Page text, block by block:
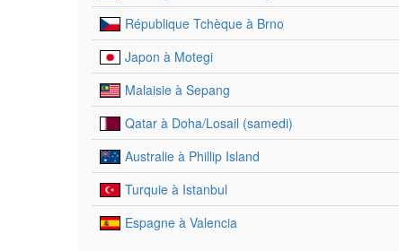
République Tchèque à Brno
Japon à Motegi
Malaisie à Sepang
Qatar à Doha/Losail (samedi)
Australie à Phillip Island
Turquie à Istanbul
Espagne à Valencia